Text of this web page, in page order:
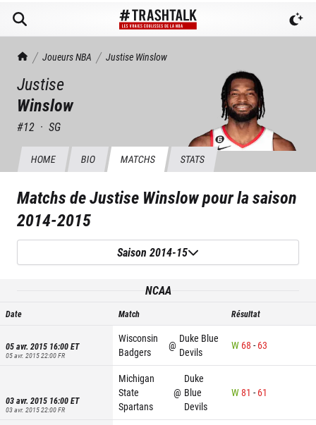
TrashTalk Actu NBA
Joueurs NBA Justise Winslow
Justise
Winslow
#12 · SG
HOME BIO MATCHS STATS
Matchs deJustise Winslowpour la saison
2014-2015
Saison 2014-15
NCAA
Date Match Résultat
05 avr. 2015 16:00ET
05 avr. 2015 22:00FR
Wisconsin
Badgers
@
Duke Blue
Devils
W 68 - 63
03 avr. 2015 16:00ET
03 avr. 2015 22:00FR
Michigan
State
Spartans
@
Duke
Blue
Devils
W81 - 61